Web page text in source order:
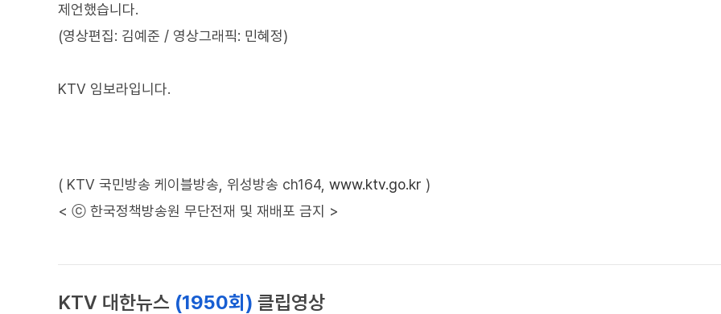
제언했습니다.
(영상편집: 김예준 / 영상그래픽: 민혜정)
KTV 임보라입니다.
( KTV 국민방송 케이블방송, 위성방송 ch164, www.ktv.go.kr )
< ⓒ 한국정책방송원 무단전재 및 재배포 금지 >
KTV 대한뉴스 (1950회) 클립영상